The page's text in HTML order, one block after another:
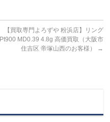
【買取専門よろずや 粉浜店】リング
Pt900 MD0.39 4.8g 高価買取（大阪市
住吉区 帝塚山西のお客様）
→